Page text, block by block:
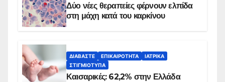
Δύο νέες θεραπείες φέρνουν ελπίδα
στη μάχη κατά του καρκίνου
ΔΙΑΒΆΣΤΕ ΕΠΙΚΑΙΡΌΤΗΤΑ
ΙΑΤΡΙΚΆ
ΣΤΙΓΜΙΌΤΥΠΑ
Καισαρικές: 62,2% στην Ελλάδα